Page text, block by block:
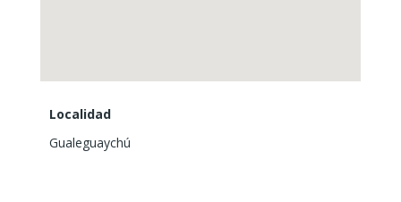
Localidad
Gualeguaychú